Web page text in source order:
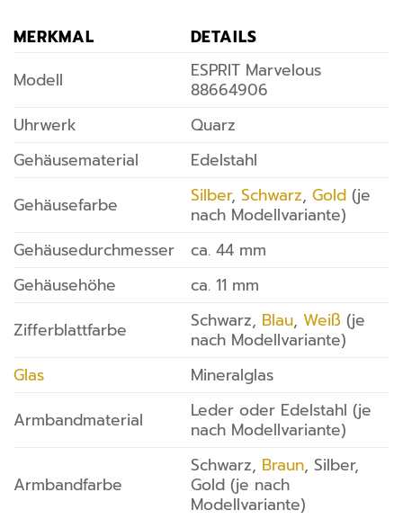
MERKMAL
DETAILS
Modell
ESPRIT Marvelous
88664906
Uhrwerk
Quarz
Gehäusematerial
Edelstahl
Gehäusefarbe
Silber, Schwarz, Gold(je
nach Modellvariante)
Gehäusedurchmesser
ca. 44 mm
Gehäusehöhe
ca. 11 mm
Zifferblattfarbe
Schwarz, Blau, Weiß(je
nach Modellvariante)
Glas
Mineralglas
Armbandmaterial
Leder oder Edelstahl (je
nach Modellvariante)
Armbandfarbe
Schwarz, Braun, Silber,
Gold (je nach
Modellvariante)